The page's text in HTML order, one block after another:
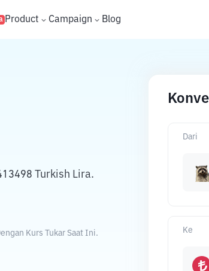
Product Campaign Blog
Turkish Lira.
Kurs Tukar Saat Ini.
Dari
Ke